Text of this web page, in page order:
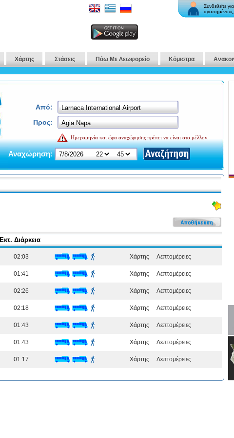
Συνδεθείτε
Χάρτης Στάσεις Πάω Με Λεωφορείο Κόμιστρα
Από:
Προς:
Ημερομηνία και ώρα αναχώρησης πρέπει να είναι στο μέλλον.
Αναχώρηση:
Εκτ. Διάρκεια
02:03 Χάρτης Λεπτομέρειες
01:41 Χάρτης Λεπτομέρειες
02:26 Χάρτης Λεπτομέρειες
02:18 Χάρτης Λεπτομέρειες
01:43 Χάρτης Λεπτομέρειες
01:43 Χάρτης Λεπτομέρειες
01:17 Χάρτης Λεπτομέρειες